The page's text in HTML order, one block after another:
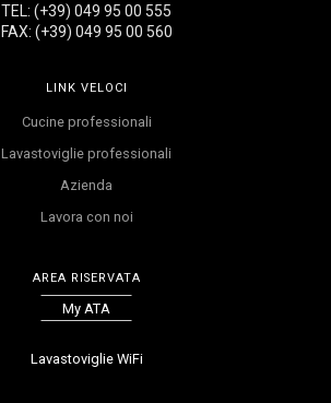
TEL: (+39) 049 95 00 555
FAX: (+39) 049 95 00 560
LINK VELOCI
Cucine professionali
Lavastoviglie professionali
Azienda
Lavora con noi
AREA RISERVATA
My ATA
Lavastoviglie WiFi